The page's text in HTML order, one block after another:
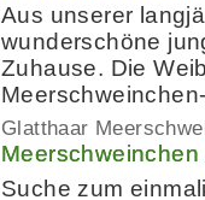
Aus unserer
wunderschöne
Zuhause. Die
Glatthaar
Suche zum